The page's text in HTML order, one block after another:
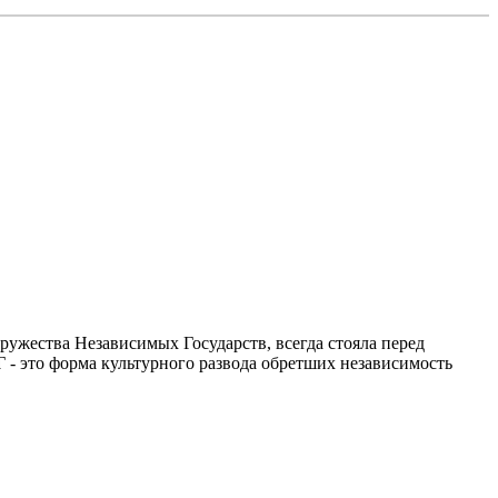
Независимых Государств, всегда стояла перед
это форма культурного развода обретших независимость